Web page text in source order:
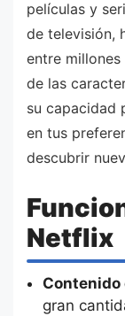
películas y
de televisión,
entre
de las
su capacidad
en tus
descubrir
Netflix
gran